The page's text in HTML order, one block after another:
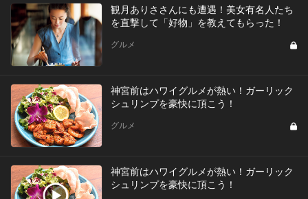
観月ありささんにも遭遇！美女有名人たち
を直撃して「好物」を教えてもらった！
グルメ
神宮前はハワイグルメが熱い！ガーリック
シュリンプを豪快に頂こう！
グルメ
神宮前はハワイグルメが熱い！ガーリック
シュリンプを豪快に頂こう！